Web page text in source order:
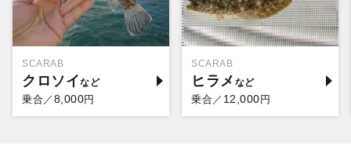
SCARAB
クロソイ
乗合／ 8,000円
SCARAB
ヒラメ
乗合／ 12,000円